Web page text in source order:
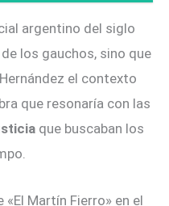
argentino del siglo
los gauchos, sino que
el contexto
que resonaría con las
que buscaban los
Martín Fierro» en el